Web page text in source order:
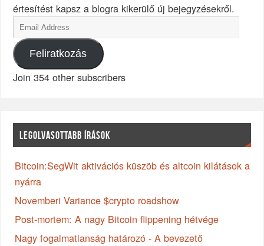
értesítést kapsz a blogra kikerülő új bejegyzésekről.
Feliratkozás
Join 354 other subscribers
LEGOLVASOTTABB ÍRÁSOK
Bitcoin:SegWit aktivációs küszöb és altcoin kilátások a
nyárra
Novemberi Variance $crypto roadshow
Post-mortem: A nagy Bitcoin flippening hétvége
Nagy fogalmatlanság határozó - A bevezető